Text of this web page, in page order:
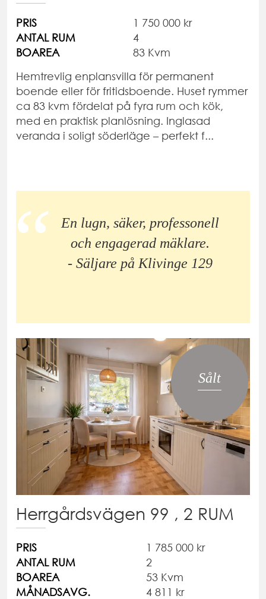
PRIS
1 750 000 kr
ANTAL RUM
4
BOAREA
83 Kvm
Hemtrevlig enplansvilla för permanent
boende eller för fritidsboende. Huset rymmer
ca 83 kvm fördelat på fyra rum och kök,
med en praktisk planlösning. Inglasad
veranda i soligt söderläge – perfekt f...
En lugn, säker, professonell
och engagerad mäklare.
- Säljare på Klivinge 129
Sålt
Herrgårdsvägen 99 , 2 RUM
PRIS
1 785 000 kr
ANTAL RUM
2
BOAREA
53 Kvm
MÅNADSAVG.
4 811 kr